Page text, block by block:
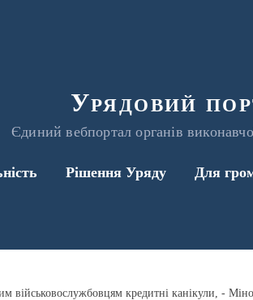
Урядовий
Єдиний вебпортал органів
Рішення Уряду Для
військовослужбовцям кредитні канікули, -